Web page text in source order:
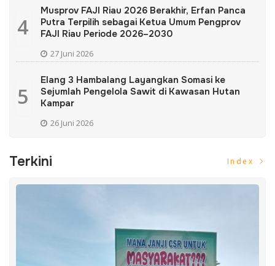
4
Musprov FAJI Riau 2026 Berakhir, Erfan Panca
Putra Terpilih sebagai Ketua Umum Pengprov
FAJI Riau Periode 2026–2030
27 Juni 2026
5
Elang 3 Hambalang Layangkan Somasi ke
Sejumlah Pengelola Sawit di Kawasan Hutan
Kampar
26 Juni 2026
Terkini Index